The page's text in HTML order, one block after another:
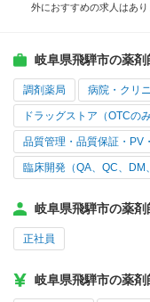
外におすすめの求人はあ
岐阜県飛騨市の薬
調剤薬局 病院・クリ
ドラッグストア（OTCのみ
品質管理・品質保証・PV
臨床開発（QA、QC、DM
岐阜県飛騨市の薬
正社員
岐阜県飛騨市の薬